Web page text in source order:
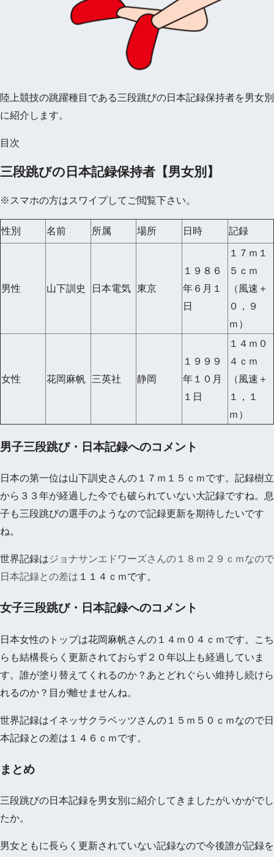
陸上競技の跳躍種目である三段跳びの日本記録保持者を男女別
に紹介します。
目次
三段跳びの日本記録保持者【男女別】
※スマホの方はスワイプしてご閲覧下さい。
性別 名前 所属 場所 日時 記録
男性 山下訓史 日本電気 東京
１９８６
年６月１
日
１７ｍ１
５ｃｍ
（風速＋
０，９
ｍ）
女性 花岡麻帆 三英社 静岡
１９９９
年１０月
１日
１４ｍ０
４ｃｍ
（風速＋
１，１
ｍ）
男子三段跳び・日本記録へのコメント
日本の第一位は山下訓史さんの１７ｍ１５ｃｍです。記録樹立
から３３年が経過した今でも破られていない大記録ですね。息
子も三段跳びの選手のようなので記録更新を期待したいです
ね。
世界記録はジョナサンエドワーズさんの１８ｍ２９ｃｍなので
日本記録との差は １１４ｃｍです。
女子三段跳び・日本記録へのコメント
日本女性のトップは花岡麻帆さんの１４ｍ０４ｃｍです。こち
らも結構長らく更新されておらず２０年以上も経過していま
す。誰が塗り替えてくれるのか？あとどれぐらい維持し続けら
れるのか？目が離せませんね。
世界記録はイネッサクラベッツさんの１５ｍ５０ｃｍなので日
本記録との差は１４６ｃｍです。
まとめ
三段跳びの日本記録を男女別に紹介してきましたがいかがでし
たか。
男女ともに長らく更新されていない記録なので今後誰が記録を